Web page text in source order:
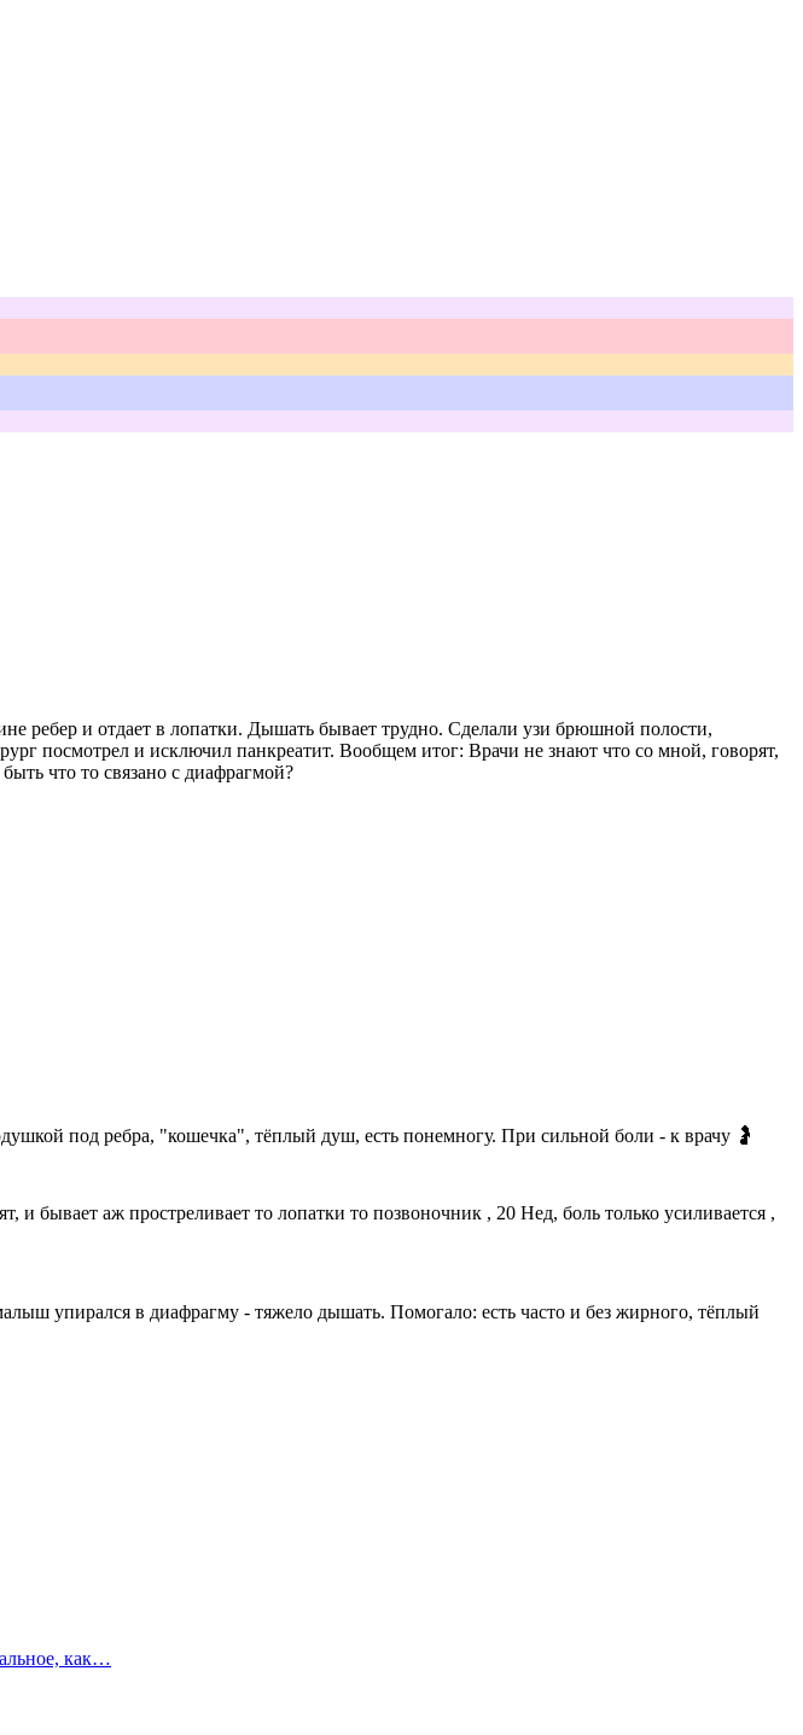
ребер и отдает в лопатки. Дышать бывает трудно. Сделали узи брюшной полости,
посмотрел и исключил панкреатит. Вообщем итог: Врачи не знают что со мной, говорят,
что то связано с диафрагмой?
под ребра, "кошечка", тёплый душ, есть понемногу. При сильной боли - к врачу 🤰
бывает аж простреливает то лопатки то позвоночник , 20 Нед, боль только усиливается ,
упирался в диафрагму - тяжело дышать. Помогало: есть часто и без жирного, тёплый
как…